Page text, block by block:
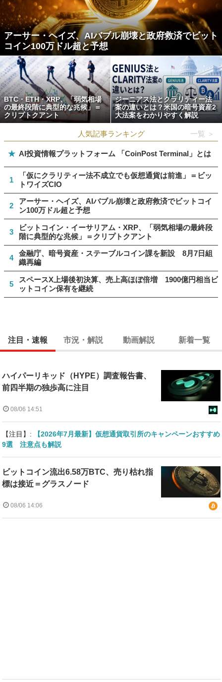
アーサー・ヘイズ、AIバブル崩壊と政府救済でビット
コイン100万ドル超と予想
BTC・ETH・XRP、「弱気相場
の最終段階に典型的な兆候」＝
クリプトクアント
ジーニアス法とクラリティー法
案の違いとは？米国の暗号資産2
大法案をわかりやすく解説
人気記事ランキング 一覧 ＞
★ AI投資情報プラットフォーム 「CoinPost Terminal」とは
1
「仮にクラリティー法不成立でも仮想通貨は前進」＝ビッ
トワイズCIO
2
アーサー・ヘイズ、AIバブル崩壊と政府救済でビットコイ
ン100万ドル超と予想
3
ビットコイン・イーサリアム・XRP、「弱気相場の最終段
階に典型的な兆候」＝クリプトクアント
4
金融庁、暗号資産・ステーブルコイン課を新設 8月7日組
織再編
5
スペースX上場後初決算、売上高ほぼ倍増 1900億円相当ビ
ットコイン保有を継続
注目・速報 市況・解説 動画解説 新着一覧
ハイパーリキッド（HYPE）調査報告書、
前四半期の独歩高に注目
08/06 14:51
【注目】:
【2026年7月最新】仮想通貨取引所のキャンペーンおすすめ
9選 注意点も解説
ビットコイン流出6.58万BTC、売り枯れ指
標は接近＝グラスノード
08/06 14:06